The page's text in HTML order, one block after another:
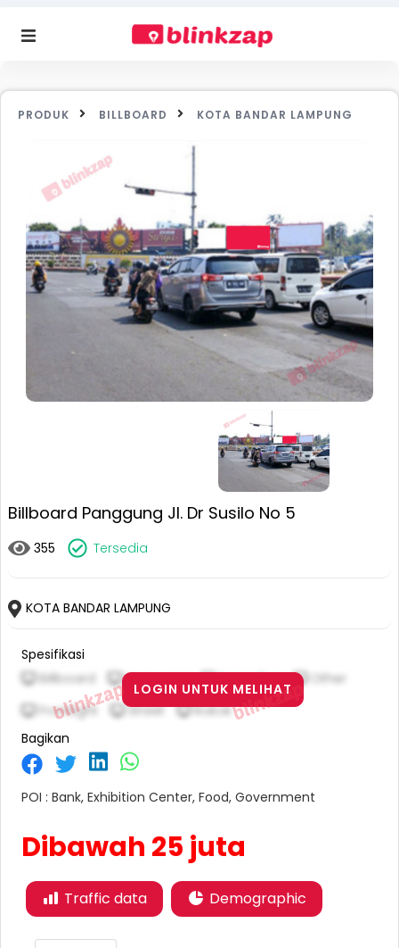
PRODUK BILLBOARD KOTA BANDAR LAMPUNG
Billboard Panggung Jl. Dr Susilo No 5
355 Tersedia
KOTA BANDAR LAMPUNG
Spesifikasi
Billboard
Horizontal
Other
Frontlight
Street Rokok
LOGIN UNTUK MELIHAT
Bagikan
POI : Bank, Exhibition Center, Food, Government
Dibawah 25 juta
Traffic data Demographic